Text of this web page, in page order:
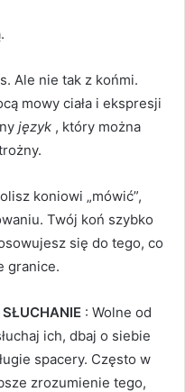
Ale nie tak z końmi.
mowy ciała i ekspresji
język , który można
koniowi „mówić”,
Twój koń szybko
się do tego, co
granice.
: Wolne od
ich, dbaj o siebie
spacery. Często w
zrozumienie tego,